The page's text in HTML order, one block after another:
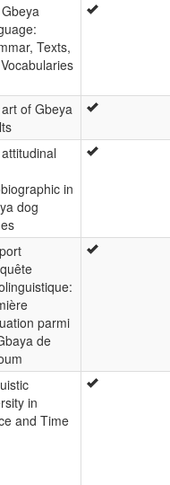
Texts,
of Gbeya
in
dog
parmi
de
in
and Time